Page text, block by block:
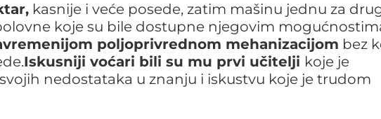
kasnije i veće posede, zatim mašinu jednu za
koje su bile dostupne njegovim
poljoprivrednom mehanizacijom bez
Iskusniji voćari bili su mu prvi učitelji koje je
nedostataka u znanju i iskustvu koje je trudom